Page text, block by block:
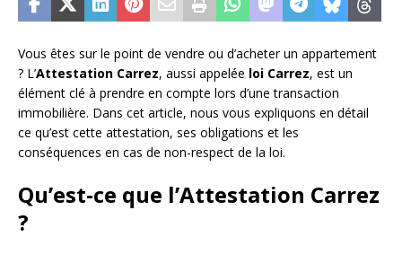
Vous êtes sur le point de vendre ou d’acheter un appartement
? L’Attestation Carrez, aussi appelée loi Carrez, est un
élément clé à prendre en compte lors d’une transaction
immobilière. Dans cet article, nous vous expliquons en détail
ce qu’est cette attestation, ses obligations et les
conséquences en cas de non-respect de la loi.
Qu’est-ce que l’Attestation Carrez
?